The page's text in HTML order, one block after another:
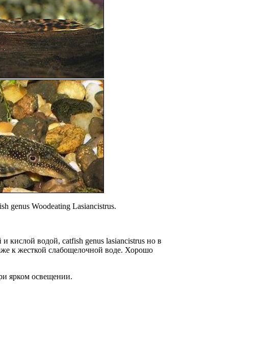
genus Woodeating Lasiancistrus.
и кислой водой, catfish genus lasiancistrus но в
к жесткой слабощелочной воде. Хорошо
ярком освещении.